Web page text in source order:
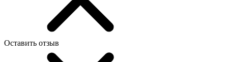
Оставить отзыв